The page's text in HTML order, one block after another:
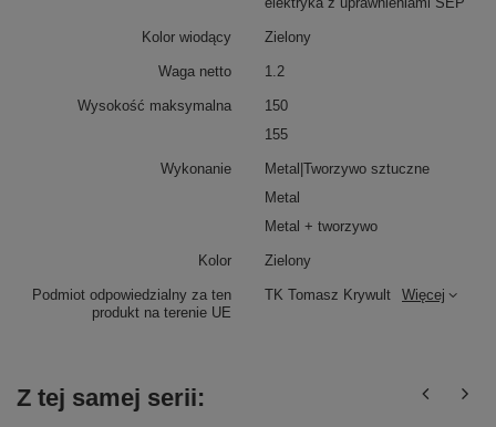
Podmiot odpowiedzialny za ten
produkt na terenie UE
TK Tomasz Krywult Więcej
Kolor wiodący Zielony
Waga netto 1.2
Wysokość maksymalna
150
155
Wykonanie
Metal|Tworzywo sztuczne
Metal
Metal + tworzywo
Kolor Zielony
Z tej samej serii: